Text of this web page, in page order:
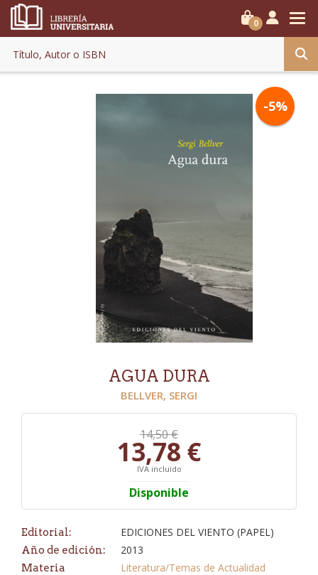
0
-5%
AGUA DURA
BELLVER, SERGI
14,50 €
13,78 €
IVA incluido
Disponible
Editorial: EDICIONES DEL VIENTO (PAPEL)
Año de edición: 2013
Materia Literatura/Temas de Actualidad